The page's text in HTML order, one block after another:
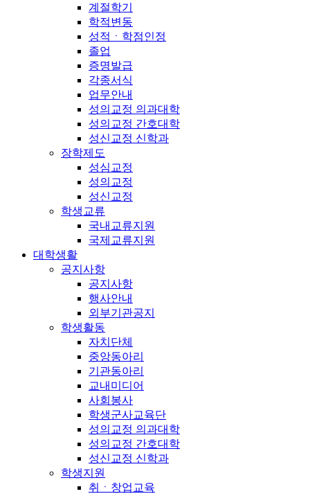
계절학기
학적변동
성적ㆍ학점인정
졸업
증명발급
각종서식
업무안내
성의교정 의과대학
성의교정 간호대학
성신교정 신학과
장학제도
성심교정
성의교정
성신교정
학생교류
국내교류지원
국제교류지원
대학생활
공지사항
공지사항
행사안내
외부기관공지
학생활동
자치단체
중앙동아리
기관동아리
교내미디어
사회봉사
학생군사교육단
성의교정 의과대학
성의교정 간호대학
성신교정 신학과
학생지원
취ㆍ창업교육